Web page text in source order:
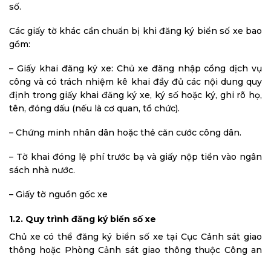
số.
Các giấy tờ khác cần chuẩn bị khi đăng ký biển số xe bao
gồm:
– Giấy khai đăng ký xe: Chủ xe đăng nhập cổng dịch vụ
công và có trách nhiệm kê khai đầy đủ các nội dung quy
định trong giấy khai đăng ký xe, ký số hoặc ký, ghi rõ họ,
tên, đóng dấu (nếu là cơ quan, tổ chức).
– Chứng minh nhân dân hoặc thẻ căn cước công dân.
– Tờ khai đóng lệ phí trước bạ và giấy nộp tiền vào ngân
sách nhà nước.
– Giấy tờ nguồn gốc xe
1.2. Quy trình đăng ký biển số xe
Chủ xe có thể đăng ký biển số xe tại Cục Cảnh sát giao
thông hoặc Phòng Cảnh sát giao thông thuộc Công an